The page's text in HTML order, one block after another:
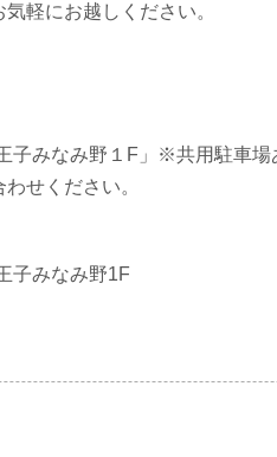
軽にお越しください。
子みなみ野１F」※共用駐車場
せください。
子みなみ野1F